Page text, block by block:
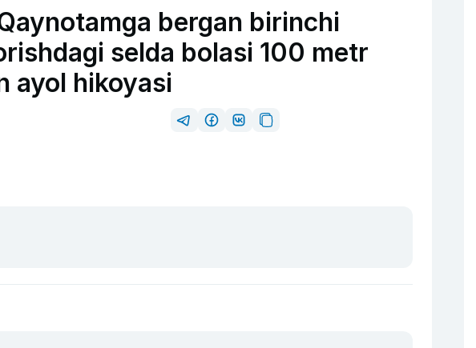
bergan birinchi
selda bolasi 100 metr
ayol hikoyasi